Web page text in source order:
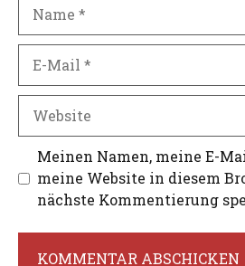
Mail
Meinen Namen, meine E-
meine Website in diesem
nächste Kommentierung